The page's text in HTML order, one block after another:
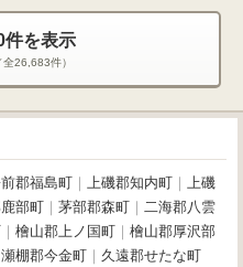
件を表示
全26,683件）
郡福島町 上磯郡知内町
上磯
部町 茅部郡森町
二海郡八雲
檜山郡上ノ国町
檜山郡厚沢部
瀬棚郡今金町 久遠郡せたな町